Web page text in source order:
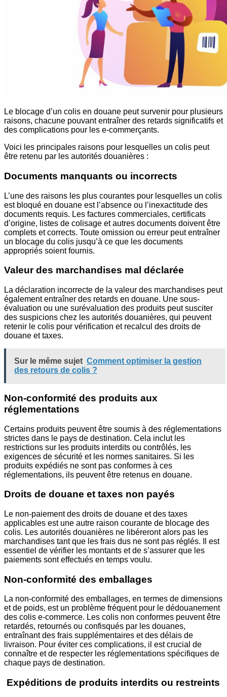
Le blocage d’un colis en douane peut survenir pour plusieurs
raisons, chacune pouvant entraîner des retards significatifs et
des complications pour les e-commerçants.
Voici les principales raisons pour lesquelles un colis peut
être retenu par les autorités douanières :
Documents manquants ou incorrects
L’une des raisons les plus courantes pour lesquelles un colis
est bloqué en douane est l’absence ou l’inexactitude des
documents requis. Les factures commerciales, certificats
d’origine, listes de colisage et autres documents doivent être
complets et corrects. Toute omission ou erreur peut entraîner
un blocage du colis jusqu’à ce que les documents
appropriés soient fournis.
Valeur des marchandises mal déclarée
La déclaration incorrecte de la valeur des marchandises peut
également entraîner des retards en douane. Une sous-
évaluation ou une surévaluation des produits peut susciter
des suspicions chez les autorités douanières, qui peuvent
retenir le colis pour vérification et recalcul des droits de
douane et taxes.
Sur le même sujet Comment optimiser la gestion
des retours de colis ?
Non-conformité des produits aux
réglementations
Certains produits peuvent être soumis à des réglementations
strictes dans le pays de destination. Cela inclut les
restrictions sur les produits interdits ou contrôlés, les
exigences de sécurité et les normes sanitaires. Si les
produits expédiés ne sont pas conformes à ces
réglementations, ils peuvent être retenus en douane.
Droits de douane et taxes non payés
Le non-paiement des droits de douane et des taxes
applicables est une autre raison courante de blocage des
colis. Les autorités douanières ne libéreront alors pas les
marchandises tant que les frais dus ne sont pas réglés. Il est
essentiel de vérifier les montants et de s’assurer que les
paiements sont effectués en temps voulu.
Non-conformité des emballages
La non-conformité des emballages, en termes de dimensions
et de poids, est un problème fréquent pour le dédouanement
des colis e-commerce. Les colis non conformes peuvent être
retardés, retournés ou confisqués par les douanes,
entraînant des frais supplémentaires et des délais de
livraison. Pour éviter ces complications, il est crucial de
connaître et de respecter les réglementations spécifiques de
chaque pays de destination.
Expéditions de produits interdits ou restreints